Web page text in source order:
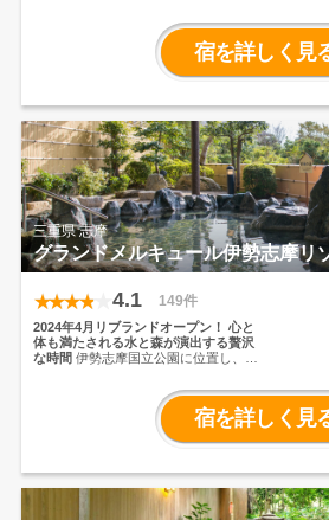
伊勢志摩の自然に抱かれて、
土地の魅力を味わい尽くせます。
志摩の海の幸や山の幸をふんだんに使
った自慢のお料理の数々。地元の食材
を地元で味わうのは、旅の醍醐味のひ
湾を望む露天風呂で潮風を感じながら
ほっとひと息つけば、こころもからだ
も芯まで温かくなれます。観光する人
も、地元の人もうれしいロケーション
で鳥羽水族館から車で約10分の立地。
宿を詳しく見
三重県 志摩
グランドメルキュール伊勢志摩リ
4.1 149件
2024年4月リブランドオープン！ 心と
体も満たされる水と森が演出する贅沢
な時間 伊勢志摩国立公園に位置し、豊
ール伊勢志摩リゾート＆スパ。リアス
式海岸から見える風景、的矢湾を臨む
宿を詳しく見